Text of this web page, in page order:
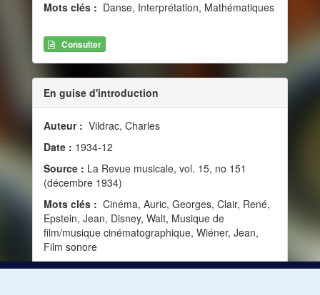
Mots clés : Danse, Interprétation, Mathématiques
Consulter
En guise d'introduction
Auteur : Vildrac, Charles
Date : 1934-12
Source : La Revue musicale, vol. 15, no 151
(décembre 1934)
Mots clés : Cinéma, Auric, Georges, Clair, René,
Epstein, Jean, Disney, Walt, Musique de
film/musique cinématographique, Wiéner, Jean,
Film sonore